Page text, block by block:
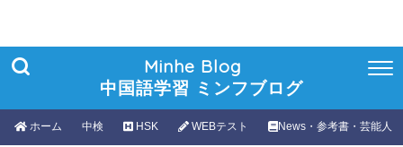
Minhe Blog
中国語学習 ミンフブログ
ホーム 中検 HSK WEBテスト News・参考書・芸能人